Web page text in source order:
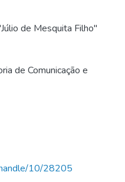
de Mesquita Filho"
de Comunicação e
10/28205